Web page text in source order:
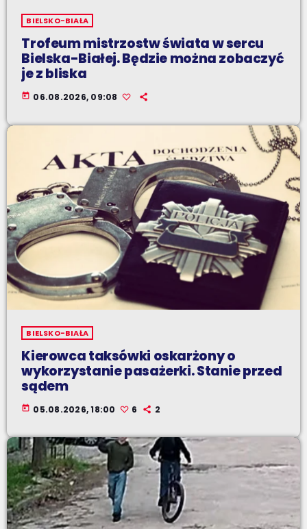
BIELSKO-BIAŁA
Trofeum mistrzostw świata w sercu
Bielska-Białej. Będzie można zobaczyć
je z bliska
today 06.08.2026, 09:08
BIELSKO-BIAŁA
Kierowca taksówki oskarżony o
wykorzystanie pasażerki. Stanie przed
sądem
today 05.08.2026, 18:00 6 2